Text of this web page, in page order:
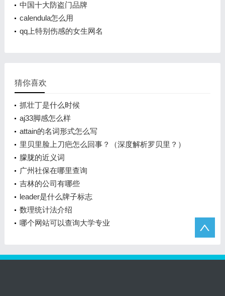
中国十大防盗门品牌
calendula怎么用
qq上特别伤感的女生网名
猜你喜欢
抓壮丁是什么时候
aj33脚感怎么样
attain的名词形式怎么写
里贝里脸上刀疤怎么回事？（深度解析罗贝里？）
朦胧的近义词
广州社保在哪里查询
吉林的公司有哪些
leader是什么牌子标志
数理统计法介绍
哪个网站可以查询大学专业